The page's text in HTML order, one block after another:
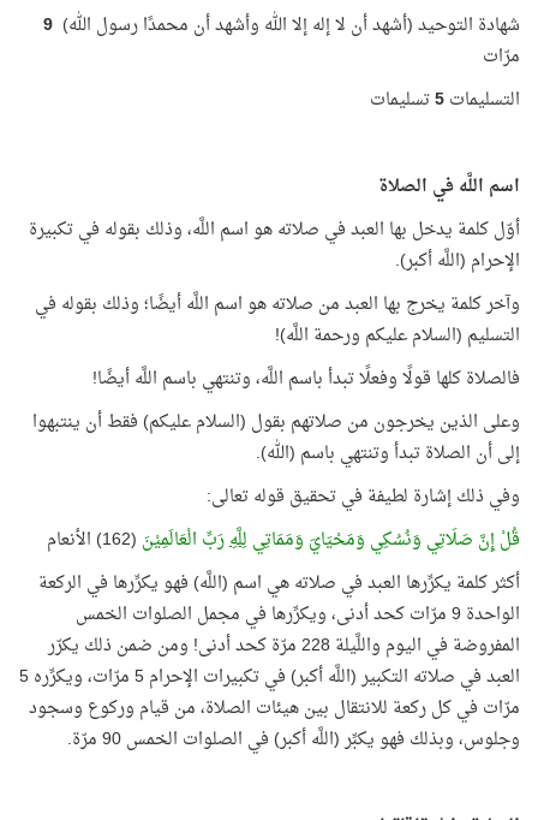
شهادة التوحيد (أشهد أن لا إله إلا الله وأشهد أن محمدًا رسول الله) 9
مرّات
التسليمات5تسليمات
اسم اللَّه في الصلاة
أوّل كلمة يدخل بها العبد في صلاته هو اسم اللَّه، وذلك بقوله في تكبيرة
الإحرام (اللَّه أكبر).
وآخر كلمة يخرج بها العبد من صلاته هو اسم اللَّه أيضًا؛ وذلك بقوله في
التسليم (السلام عليكم ورحمة اللَّه)!
فالصلاة كلها قولًا وفعلًا تبدأ باسم اللَّه، وتنتهي باسم اللَّه أيضًا!
وعلى الذين يخرجون من صلاتهم بقول (السلام عليكم) فقط أن ينتبهوا
إلى أن الصلاة تبدأ وتنتهي باسم (الله).
وفي ذلك إشارة لطيفة في تحقيق قوله تعالى:
قُلْ إِنَّ صَلَاتِي وَنُسُكِي وَمَحْيَايَ وَمَمَاتِيلِلَّهِرَبِّ الْعَالَمِيْنَ (162) الأنعام
أكثر كلمة يكرِّرها العبد في صلاته هي اسم (اللَّه) فهو يكرِّرها في الركعة
الواحدة 9 مرّات كحد أدنى، ويكرِّرها في مجمل الصلوات الخمس
المفروضة في اليوم واللَّيلة 228 مرّة كحد أدنى! ومن ضمن ذلك يكرّر
العبد في صلاته التكبير (اللَّه أكبر) في تكبيرات الإحرام 5 مرّات، ويكرِّره 5
مرّات في كل ركعة للانتقال بين هيئات الصلاة، من قيام وركوع وسجود
وجلوس، وبذلك فهو يكبِّر (اللَّه أكبر) في الصلوات الخمس 90 مرّة.